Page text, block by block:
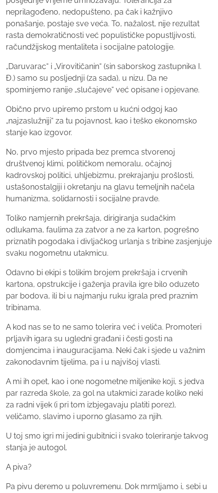
neprilagođeno, nedopušteno, pa čak i kažnjivo
ponašanje, postaje sve veća. To, nažalost, nije rezultat
rasta demokratičnosti već populističke popustljivosti,
račundžijskog mentaliteta i socijalne patologije.
„Daruvarac“ i „Virovitičanin“ (sin saborskog zastupnika I.
Đ.) samo su posljednji (za sada), u nizu. Da ne
spominjemo ranije „slučajeve“ već opisane i opjevane.
Obično prvo upiremo prstom u kućni odgoj kao
„najzaslužniji“ za tu pojavnost, kao i teško ekonomsko
stanje kao izgovor.
No, prvo mjesto pripada bez premca stvorenoj
društvenoj klimi, političkom nemoralu, očajnoj
kadrovskoj politici, uhljebizmu, prekrajanju prošlosti,
ustašonostalgiji i okretanju na glavu temeljnih načela
humanizma, solidarnosti i socijalne pravde.
Toliko namjernih prekršaja, dirigiranja sudačkim
odlukama, faulima za zatvor a ne za karton, pogrešno
priznatih pogodaka i divljačkog urlanja s tribine zasjenjuje
svaku nogometnu utakmicu.
Odavno bi ekipi s tolikim brojem prekršaja i crvenih
kartona, opstrukcije i gaženja pravila igre bilo oduzeto
par bodova, ili bi u najmanju ruku igrala pred praznim
tribinama.
A kod nas se to ne samo tolerira već i veliča. Promoteri
prljavih igara su ugledni građani i česti gosti na
domjencima i inauguracijama. Neki čak i sjede u važnim
zakonodavnim tijelima, pa i u najvišoj vlasti.
A mi ih opet, kao i one nogometne miljenike koji, s jedva
par razreda škole, za gol na utakmici zarade koliko neki
za radni vijek (i pri tom izbjegavaju platiti porez),
veličamo, slavimo i uporno glasamo za njih.
U toj smo igri mi jedini gubitnici i svako toleriranje takvog
stanja je autogol.
A piva?
Pa pivu deremo u poluvremenu. Dok mrmljamo i, sebi u